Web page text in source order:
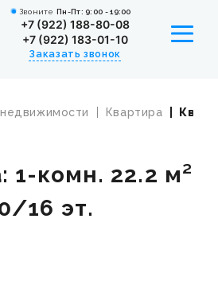
ЗвонитеПн-Пт: 9:00 - 19:00
+7 (922) 188-80-08
+7 (922) 183-01-10
Заказать звонок
недвижимости Квартира
1-комн. 22.2 м²
16 эт.